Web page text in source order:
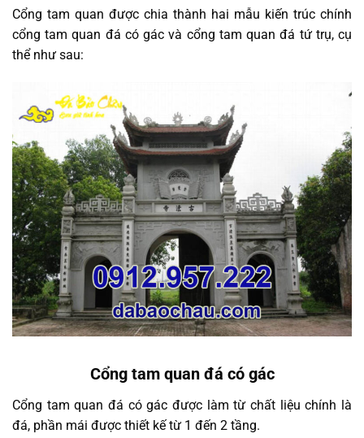
Cổng tam quan được chia thành hai mẫu kiến trúc chính
cổng tam quan đá có gác và cổng tam quan đá tứ trụ, cụ
thể như sau:
Cổng tam quan đá có gác
Cổng tam quan đá có gác được làm từ chất liệu chính là
đá, phần mái được thiết kế từ 1 đến 2 tầng.